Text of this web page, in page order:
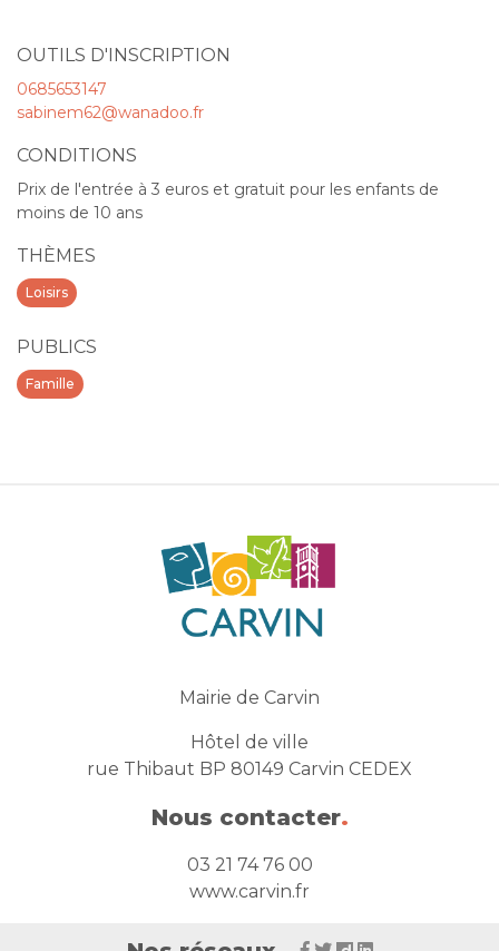
OUTILS D'INSCRIPTION
0685653147
sabinem62@wanadoo.fr
CONDITIONS
Prix de l'entrée à 3 euros et gratuit pour les enfants de
moins de 10 ans
THÈMES
Loisirs
PUBLICS
Famille
Mairie de Carvin
Hôtel de ville
rue Thibaut BP 80149 Carvin CEDEX
Nous contacter.
03 21 74 76 00
www.carvin.fr